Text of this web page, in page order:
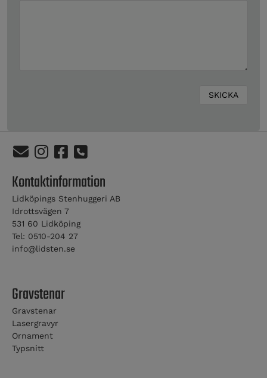
Kontaktinformation
Lidköpings Stenhuggeri AB
Idrottsvägen 7
531 60 Lidköping
Tel: 0510-204 27
info@lidsten.se
Gravstenar
Gravstenar
Lasergravyr
Ornament
Typsnitt